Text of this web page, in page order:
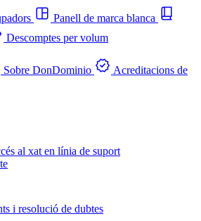
Panell de marca blanca
Descomptes per volum
Sobre DonDominio
Acreditacions de
al xat en línia de suport
i resolució de dubtes